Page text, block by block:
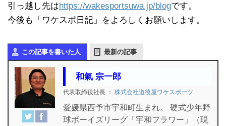
引っ越し先はhttps://wakesportsuwa.jp/blogです。
今後も「ワケスポ日記」をよろしくお願いします。
この記事を書いた人 最新の記事
和氣 宗一郎
代表取締役社長 ： 株式会社道後屋ワケスポーツ
愛媛県西予市宇和町生まれ。 硬式少年野
球ボーイズリーグ「宇和フラワー」（現